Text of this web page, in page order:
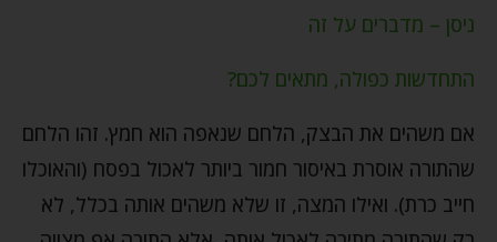
ניסן – מדברים על זה
התחדשות כפולה, מתאים לכם?
אם משהים את הבצק, הלחם שנאפה הוא חמץ. זהו הלחם
שהתורה אוסרת באיסור חמור ביותר לאכול בפסח (והאוכלו
חייב כרת). ואילו המצה, זו שלא משהים אותה בכלל, לא